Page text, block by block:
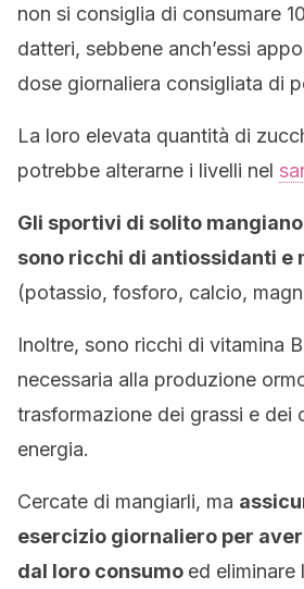
non si consiglia di consumare
datteri, sebbene anch’essi
dose giornaliera consigliata di
La loro elevata quantità di
potrebbe alterarne i livelli nel
Gli sportivi di solito
sono ricchi di antiossidanti e
(potassio, fosforo, calcio,
Inoltre, sono ricchi di vitamina
necessaria alla produzione
trasformazione dei grassi e dei
energia.
Cercate di mangiarli, ma
esercizio giornaliero per
dal loro consumo ed eliminare